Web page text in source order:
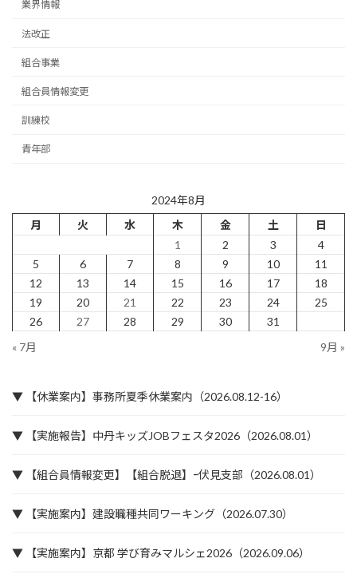
業界情報
法改正
組合事業
組合員情報変更
訓練校
青年部
2024年8月
月
火 水 木 金 土
日
1
2 3
4
5
6 7 8 9 10
11
12
13 14 15 16 17
18
19
20 21 22 23 24
25
26
27 28 29 30
31
« 7月
9月 »
▼ 【休業案内】事務所夏季休業案内（2026.08.12-16）
▼ 【実施報告】中丹キッズJOBフェスタ2026（2026.08.01）
▼ 【組合員情報変更】【組合脱退】ｰ伏見支部（2026.08.01）
▼ 【実施案内】建設職種共同ワーキング（2026.07.30）
▼ 【実施案内】京都 学び育みマルシェ2026（2026.09.06）